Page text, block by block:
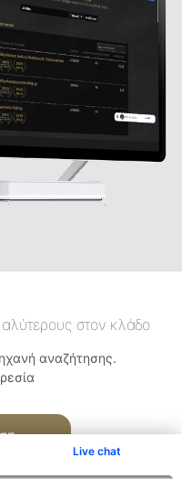
Live chat
στον κλάδο
αναζήτησης.